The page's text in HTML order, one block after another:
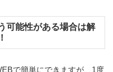
可能性がある場合は解
で簡単にできますが、1度